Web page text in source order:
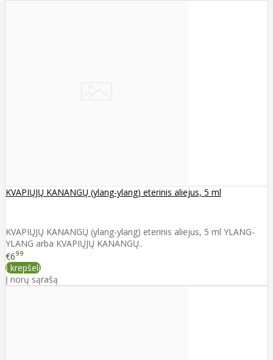
KVAPIŲJŲ KANANGŲ (ylang-ylang) eterinis aliejus, 5 ml
KVAPIŲJŲ KANANGŲ (ylang-ylang) eterinis aliejus, 5 ml YLANG-
YLANG arba KVAPIŲJŲ KANANGŲ..
€699
Į krepšelį
Į norų sąrašą